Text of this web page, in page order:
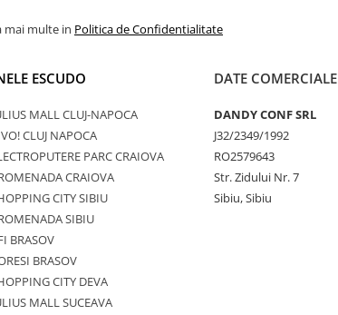
mai multe in Politica de Confidentialitate
ESCUDO
MALL CLUJ-NAPOCA
CLUJ NAPOCA
PARC CRAIOVA
CRAIOVA
CITY SIBIU
SIBIU
BRASOV
BRASOV
CITY DEVA
MALL SUCEAVA
DATE COMERCIALE
DANDY CONF SRL
J32/2349/1992
RO2579643
Str. Zidului Nr. 7
Sibiu, Sibiu